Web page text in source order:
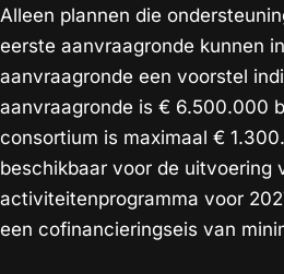
Alleen plannen die
eerste aanvraagronde kunnen
aanvraagronde een voorstel
aanvraagronde is € 6.500.000
consortium is maximaal €
beschikbaar voor de uitvoering
activiteitenprogramma voor
een cofinancieringseis van